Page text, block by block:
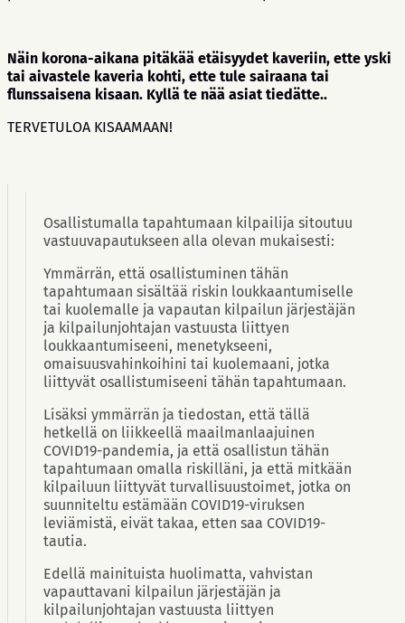
Näin korona-aikana pitäkää etäisyydet kaveriin, ette yski
tai aivastele kaveria kohti, ette tule sairaana tai
flunssaisena kisaan. Kyllä te nää asiat tiedätte..
TERVETULOA KISAAMAAN!
Osallistumalla tapahtumaan kilpailija sitoutuu
vastuuvapautukseen alla olevan mukaisesti:
Ymmärrän, että osallistuminen tähän
tapahtumaan sisältää riskin loukkaantumiselle
tai kuolemalle ja vapautan kilpailun järjestäjän
ja kilpailunjohtajan vastuusta liittyen
loukkaantumiseeni, menetykseeni,
omaisuusvahinkoihini tai kuolemaani, jotka
liittyvät osallistumiseeni tähän tapahtumaan.
Lisäksi ymmärrän ja tiedostan, että tällä
hetkellä on liikkeellä maailmanlaajuinen
COVID19-pandemia, ja että osallistun tähän
tapahtumaan omalla riskilläni, ja että mitkään
kilpailuun liittyvät turvallisuustoimet, jotka on
suunniteltu estämään COVID19-viruksen
leviämistä, eivät takaa, etten saa COVID19-
tautia.
Edellä mainituista huolimatta, vahvistan
vapauttavani kilpailun järjestäjän ja
kilpailunjohtajan vastuusta liittyen